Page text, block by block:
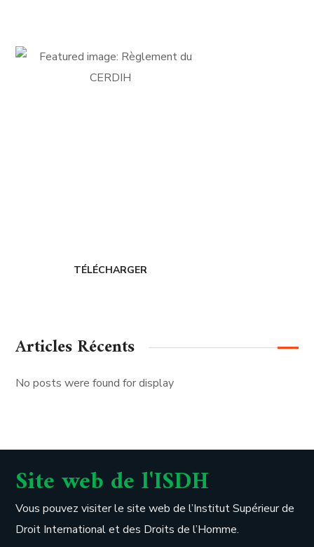
TÉLÉCHARGER
Articles Récents
No posts were found for display
Site web de l'ISDH
Vous pouvez visiter le site web de l’Institut Supérieur de
Droit International et des Droits de l’Homme.